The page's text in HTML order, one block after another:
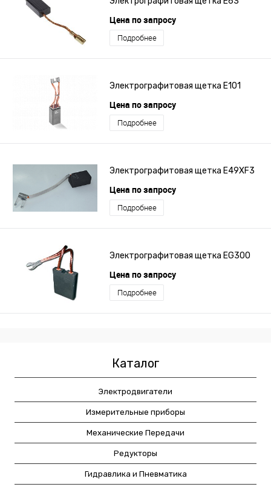
Цена по запросу
Подробнее
Электрографитовая щетка E101
Цена по запросу
Подробнее
Электрографитовая щетка E49XF3
Цена по запросу
Подробнее
Электрографитовая щетка EG300
Цена по запросу
Подробнее
Каталог
Электродвигатели
Измерительные приборы
Механические Передачи
Редукторы
Гидравлика и Пневматика